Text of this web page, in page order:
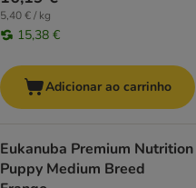
5,40 € / kg
15,38 €
Adicionar ao carrinho
Eukanuba Premium Nutrition
Puppy Medium Breed